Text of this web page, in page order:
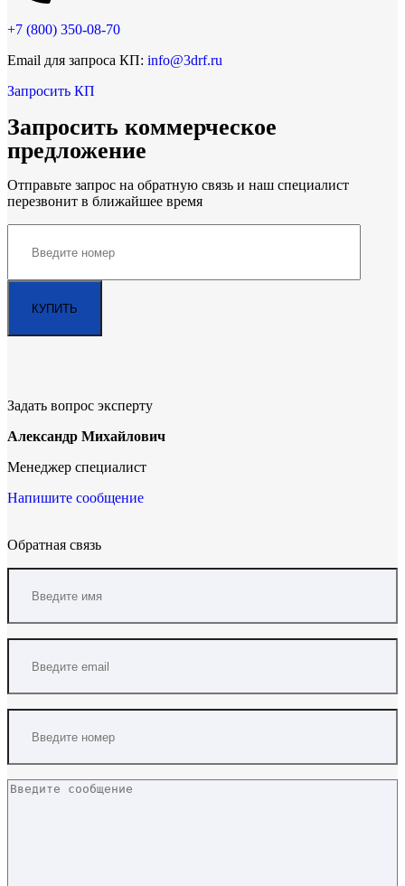
+7 (800) 350-08-70
Email для запроса КП: info@3drf.ru
Запросить КП
Запросить коммерческое
предложение
Отправьте запрос на обратную связь и наш специалист
перезвонит в ближайшее время
Задать вопрос эксперту
Александр Михайлович
Менеджер специалист
Напишите сообщение
Обратная связь